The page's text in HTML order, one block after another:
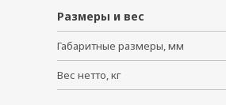
Размеры и вес
Габаритные размеры, мм
Вес нетто, кг